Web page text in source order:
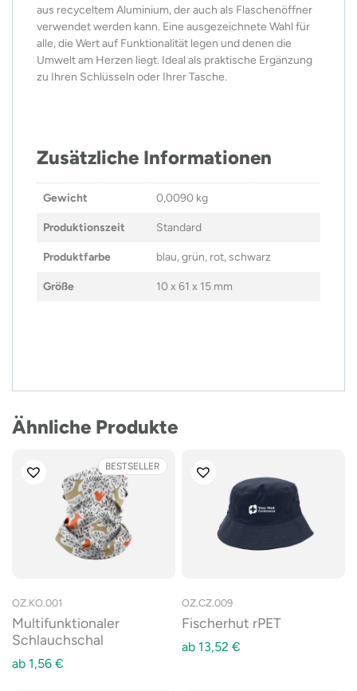
aus recyceltem Aluminium, der auch als Flaschenöffner
verwendet werden kann. Eine ausgezeichnete Wahl für
alle, die Wert auf Funktionalität legen und denen die
Umwelt am Herzen liegt. Ideal als praktische Ergänzung
zu Ihren Schlüsseln oder Ihrer Tasche.
Zusätzliche Informationen
Gewicht 0,0090 kg
Produktionszeit Standard
Produktfarbe blau, grün, rot, schwarz
Größe 10 x 61 x 15 mm
Ähnliche Produkte
BESTSELLER
OZ.KO.001
Multifunktionaler
Schlauchschal
ab 1,56 €
OZ.CZ.009
Fischerhut rPET
ab 13,52 €